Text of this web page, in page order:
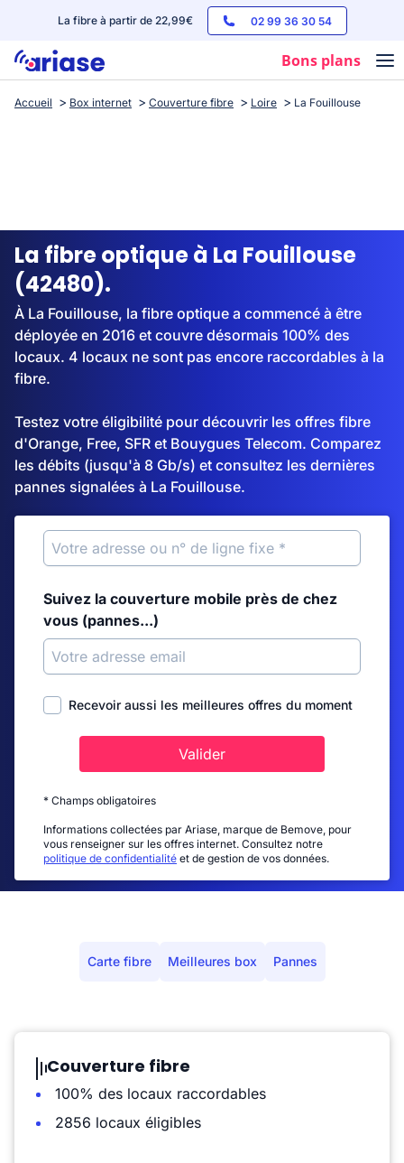
La fibre à partir de 22,99€ 02 99 36 30 54
Bons plans
Box internet
Streaming
Accueil Box internet Couverture fibre Loire La Fouillouse
La fibre optique à La Fouillouse
(42480).
À La Fouillouse, la fibre optique a commencé à être
déployée en 2016 et couvre désormais 100% des
locaux. 4 locaux ne sont pas encore raccordables à la
fibre.
Testez votre éligibilité pour découvrir les offres fibre
d'Orange, Free, SFR et Bouygues Telecom. Comparez
les débits (jusqu'à 8 Gb/s) et consultez les dernières
pannes signalées à La Fouillouse.
Suivez la couverture mobile près de chez
vous (pannes...)
Recevoir aussi les meilleures offres du moment
Valider
* Champs obligatoires
Informations collectées par Ariase, marque de Bemove, pour
vous renseigner sur les offres internet. Consultez notre
politique de confidentialité et de gestion de vos données.
Carte fibre Meilleures box Pannes
Couverture fibre
100% des locaux raccordables
2856 locaux éligibles